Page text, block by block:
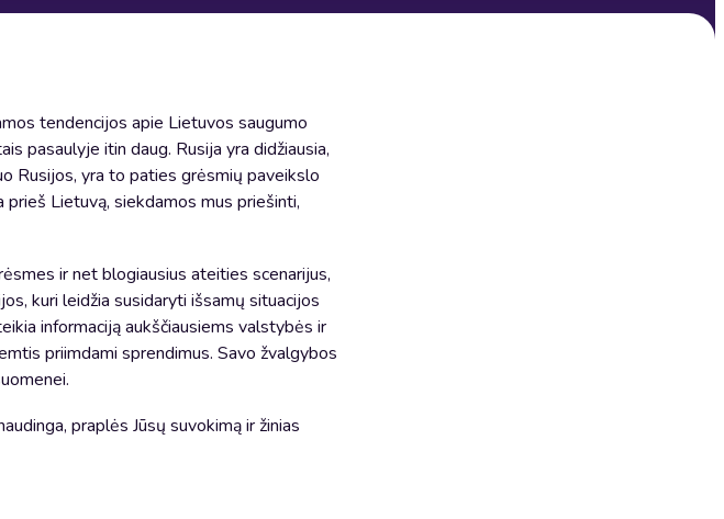
tendencijos apie Lietuvos saugumo
pasaulyje itin daug. Rusija yra didžiausia,
Rusijos, yra to paties grėsmių paveikslo
Lietuvą, siekdamos mus priešinti,
ir net blogiausius ateities scenarijus,
kuri leidžia susidaryti išsamų situacijos
informaciją aukščiausiems valstybės ir
priimdami sprendimus. Savo žvalgybos
praplės Jūsų suvokimą ir žinias